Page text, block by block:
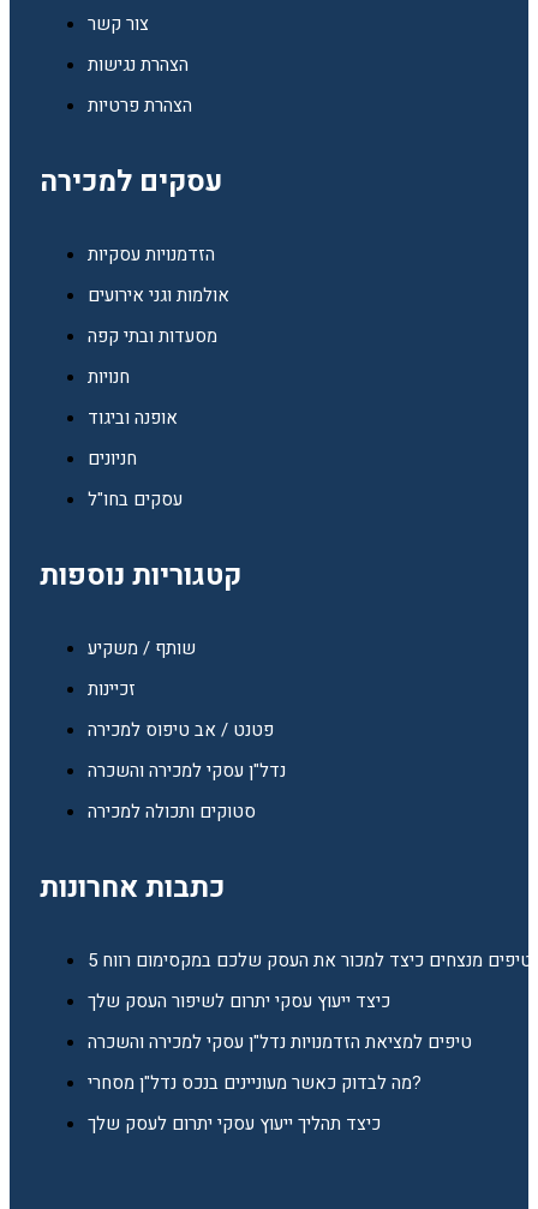
צור קשר
הצהרת נגישות
הצהרת פרטיות
עסקים למכירה
הזדמנויות עסקיות
אולמות וגני אירועים
מסעדות ובתי קפה
חנויות
אופנה וביגוד
חניונים
עסקים בחו"ל
קטגוריות נוספות
שותף / משקיע
זכיינות
פטנט / אב טיפוס למכירה
נדל"ן עסקי למכירה והשכרה
סטוקים ותכולה למכירה
כתבות אחרונות
5 טיפים מנצחים כיצד למכור את העסק שלכם במקסימום רווח
כיצד ייעוץ עסקי יתרום לשיפור העסק שלך
טיפים למציאת הזדמנויות נדל"ן עסקי למכירה והשכרה
מה לבדוק כאשר מעוניינים בנכס נדל"ן מסחרי?
כיצד תהליך ייעוץ עסקי יתרום לעסק שלך